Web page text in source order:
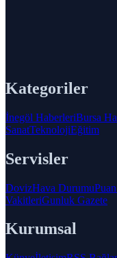
Kategoriler
İnegöl HaberleriBursa
SanatTeknolojiEğitim
Servisler
DovizHava Durumu
VakitleriGunluk Gazete
Kurumsal